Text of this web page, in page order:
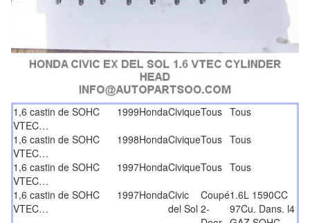
1,6 castin de SOHC
VTEC…
1999HondaCiviqueTous Tous
1,6 castin de SOHC
VTEC…
1998HondaCiviqueTous Tous
1,6 castin de SOHC
VTEC…
1997HondaCiviqueTous Tous
1,6 castin de SOHC
VTEC…
1997HondaCivic
del Sol
Coupé
2-
1.6L 1590CC
97Cu. Dans. l4